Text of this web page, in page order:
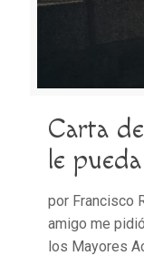
Carta
le
por Francisco
amigo me
los Mayores